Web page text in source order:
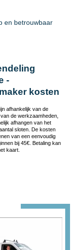
en betrouwbaar
-
kosten
afhankelijk van de
de werkzaamheden,
afhangen van het
sloten. De kosten
van een eenvoudig
bij 45€. Betaling kan
kaart.